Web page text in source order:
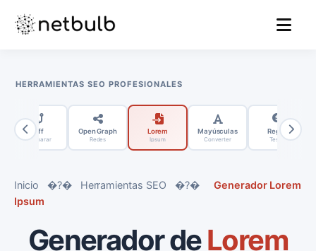
MENU
HERRAMIENTAS SEO PROFESIONALES
Diff
Comparar
Open Graph
Redes
Lorem
Ipsum
Mayúsculas
Converter
Regex
Tester
Inicio �?� Herramientas SEO �?�
Generador Lorem
Ipsum
Generador deLorem